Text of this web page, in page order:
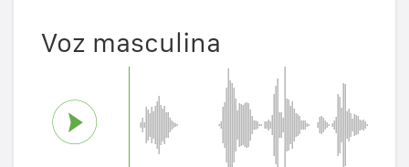
Voz masculina